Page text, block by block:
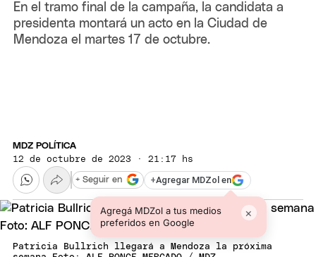
En el tramo final de la campaña, la candidata a
presidenta montará un acto en la Ciudad de
Mendoza el martes 17 de octubre.
MDZ POLÍTICA
12 de octubre de 2023 · 21:17 hs
+Agregar MDZol en
Agregá MDZol a tus medios
preferidos en Google
×
+ Seguir en
Patricia Bullrich llegará a Mendoza la próxima